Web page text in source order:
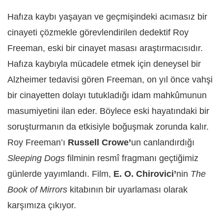
Hafıza kaybı yaşayan ve geçmişindeki acımasız bir
cinayeti çözmekle görevlendirilen dedektif Roy
Freeman, eski bir cinayet masası araştırmacısıdır.
Hafıza kaybıyla mücadele etmek için deneysel bir
Alzheimer tedavisi gören Freeman, on yıl önce vahşi
bir cinayetten dolayı tutukladığı idam mahkûmunun
masumiyetini ilan eder. Böylece eski hayatındaki bir
soruşturmanın da etkisiyle boğuşmak zorunda kalır.
Roy Freeman’ı Russell Crowe’un canlandırdığı
Sleeping Dogs filminin resmî fragmanı geçtiğimiz
günlerde yayımlandı. Film, E. O. Chirovici’nin The
Book of Mirrors kitabının bir uyarlaması olarak
karşımıza çıkıyor.